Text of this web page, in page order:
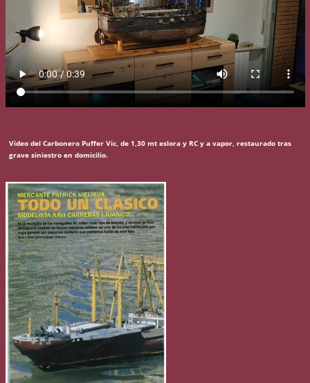
Video del Carbonero Puffer Vic, de 1,30 mt eslora y RC y a vapor, restaurado tras
grave siniestro en domicilio.